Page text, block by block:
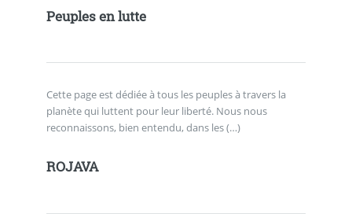
Peuples en lutte
Cette page est dédiée à tous les peuples à travers la
planète qui luttent pour leur liberté. Nous nous
reconnaissons, bien entendu, dans les (…)
ROJAVA